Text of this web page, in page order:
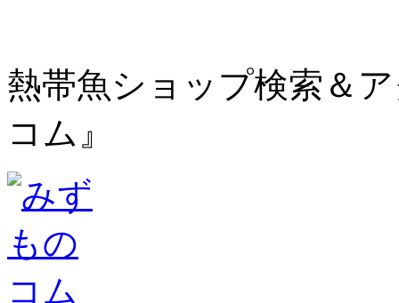
熱帯魚ショップ検索＆
コム』